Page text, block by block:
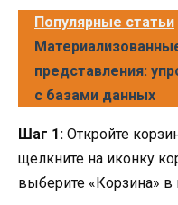
Популярные статьи
представления:
с базами данных
Шаг 1: Откройте
щелкните на иконку
выберите «Корзина»